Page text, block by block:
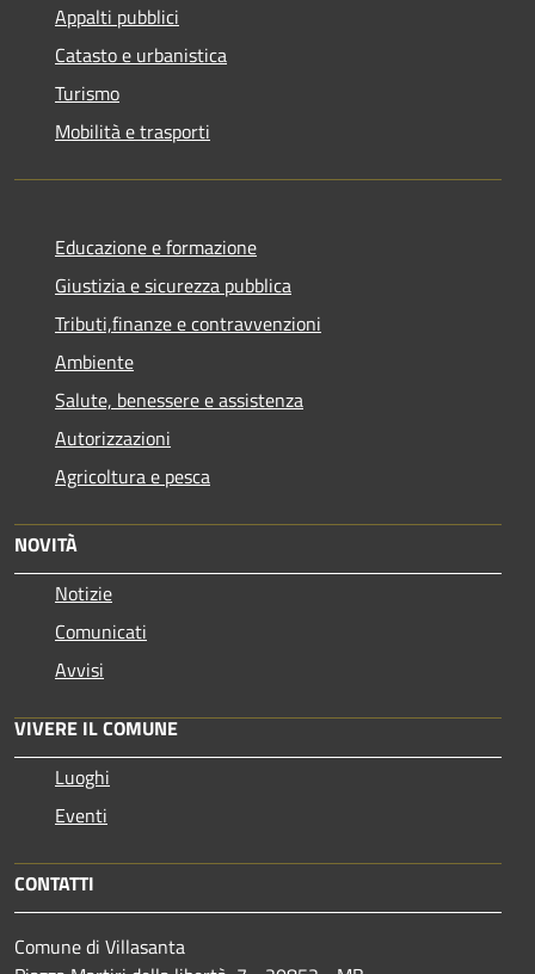
Appalti pubblici
Catasto e urbanistica
Turismo
Mobilità e trasporti
Educazione e formazione
Giustizia e sicurezza pubblica
Tributi,finanze e contravvenzioni
Ambiente
Salute, benessere e assistenza
Autorizzazioni
Agricoltura e pesca
NOVITÀ
Notizie
Comunicati
Avvisi
VIVERE IL COMUNE
Luoghi
Eventi
CONTATTI
Comune di Villasanta